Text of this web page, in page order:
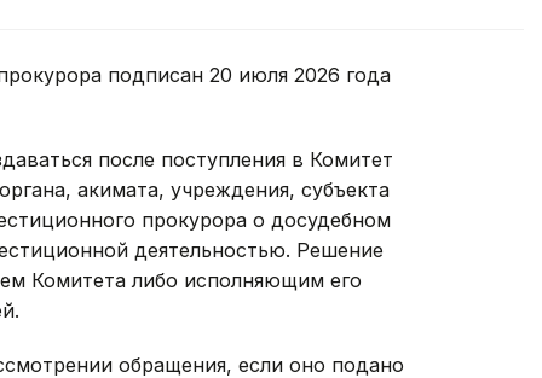
подписан 20 июля 2026 года
после поступления в Комитет
акимата, учреждения, субъекта
прокурора о досудебном
деятельностью. Решение
Комитета либо исполняющим его
обращения, если оно подано